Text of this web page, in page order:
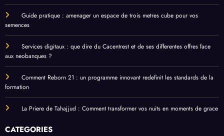
Guide pratique : amenager un espace de trois metres cube pour vos
semences
Services digitaux : que dire du Cacentrest et de ses differentes offres face
aux neobanques ?
Comment Reborn 21 : un programme innovant redefinit les standards de la
formation
La Priere de Tahajjud : Comment transformer vos nuits en moments de grace
CATEGORIES